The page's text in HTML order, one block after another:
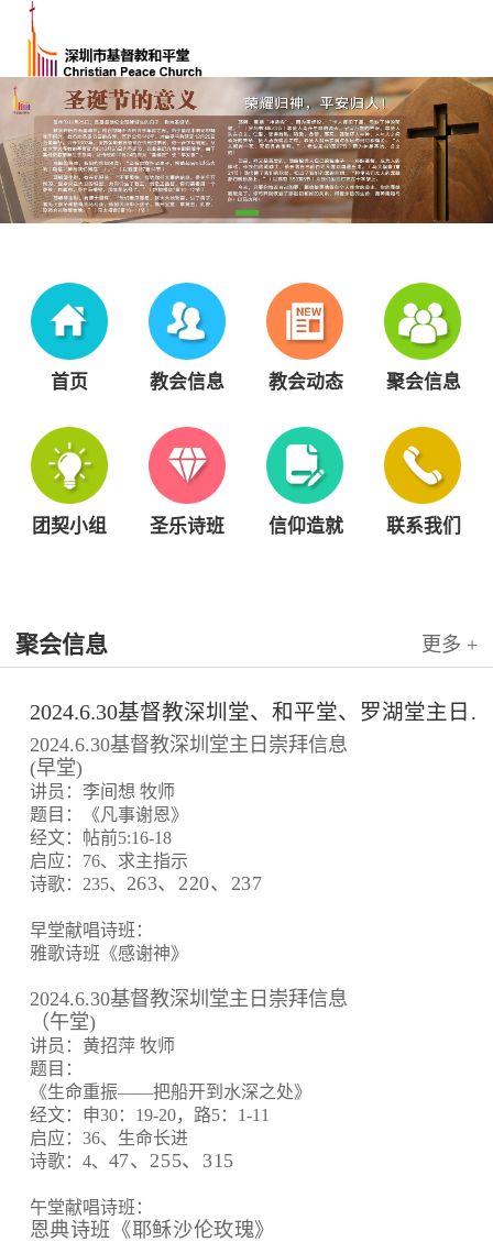
首页 教会信息 教会动态 聚会信息
团契小组 圣乐诗班 信仰造就 联系我们
聚会信息 更多 +
2024.6.30基督教深圳堂、和平堂、罗湖堂主日崇拜信息
2024.6.30基督教深圳堂主日崇拜信息
(早堂)
讲员：李间想 牧师
题目：《凡事谢恩》
经文：帖前5:16-18
启应：76、求主指示
诗歌：235、 263、220、237
早堂献唱诗班：
雅歌诗班《感谢神》
2024.6.30基督教深圳堂主日崇拜信息
（午堂)
讲员：黄招萍 牧师
题目：
《生命重振——把船开到水深之处》
经文：申30：19-20，路5：1-11
启应：36、生命长进
诗歌：4、 47、255、315
午堂献唱诗班：
恩典诗班《耶稣沙伦玫瑰》